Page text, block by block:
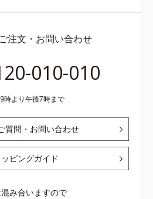
注文・お問い合わせ
010-010
時より午後7時まで
質問・お問い合わせ
ピングガイド
み合いますので